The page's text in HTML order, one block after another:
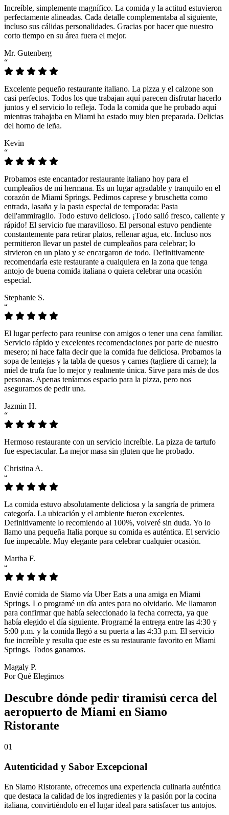
Increíble, simplemente magnífico. La comida y la actitud estuvieron
perfectamente alineadas. Cada detalle complementaba al siguiente,
incluso sus cálidas personalidades. Gracias por hacer que nuestro
corto tiempo en su área fuera el mejor.
Mr. Gutenberg
“
Excelente pequeño restaurante italiano. La pizza y el calzone son
casi perfectos. Todos los que trabajan aquí parecen disfrutar hacerlo
juntos y el servicio lo refleja. Toda la comida que he probado aquí
mientras trabajaba en Miami ha estado muy bien preparada. Delicias
del horno de leña.
Kevin
“
Probamos este encantador restaurante italiano hoy para el
cumpleaños de mi hermana. Es un lugar agradable y tranquilo en el
corazón de Miami Springs. Pedimos caprese y bruschetta como
entrada, lasaña y la pasta especial de temporada: Pasta
dell'ammiraglio. Todo estuvo delicioso. ¡Todo salió fresco, caliente y
rápido! El servicio fue maravilloso. El personal estuvo pendiente
constantemente para retirar platos, rellenar agua, etc. Incluso nos
permitieron llevar un pastel de cumpleaños para celebrar; lo
sirvieron en un plato y se encargaron de todo. Definitivamente
recomendaría este restaurante a cualquiera en la zona que tenga
antojo de buena comida italiana o quiera celebrar una ocasión
especial.
Stephanie S.
“
El lugar perfecto para reunirse con amigos o tener una cena familiar.
Servicio rápido y excelentes recomendaciones por parte de nuestro
mesero; ni hace falta decir que la comida fue deliciosa. Probamos la
sopa de lentejas y la tabla de quesos y carnes (tagliere di carne); la
miel de trufa fue lo mejor y realmente única. Sirve para más de dos
personas. Apenas teníamos espacio para la pizza, pero nos
aseguramos de pedir una.
Jazmin H.
“
Hermoso restaurante con un servicio increíble. La pizza de tartufo
fue espectacular. La mejor masa sin gluten que he probado.
Christina A.
“
La comida estuvo absolutamente deliciosa y la sangría de primera
categoría. La ubicación y el ambiente fueron excelentes.
Definitivamente lo recomiendo al 100%, volveré sin duda. Yo lo
llamo una pequeña Italia porque su comida es auténtica. El servicio
fue impecable. Muy elegante para celebrar cualquier ocasión.
Martha F.
“
Envié comida de Siamo vía Uber Eats a una amiga en Miami
Springs. Lo programé un día antes para no olvidarlo. Me llamaron
para confirmar que había seleccionado la fecha correcta, ya que
había elegido el día siguiente. Programé la entrega entre las 4:30 y
5:00 p.m. y la comida llegó a su puerta a las 4:33 p.m. El servicio
fue increíble y resulta que este es su restaurante favorito en Miami
Springs. Todos ganamos.
Magaly P.
Por Qué Elegirnos
Descubre dónde pedir tiramisú cerca del
aeropuerto de Miami en Siamo
Ristorante
01
Autenticidad y Sabor Excepcional
En Siamo Ristorante, ofrecemos una experiencia culinaria auténtica
que destaca la calidad de los ingredientes y la pasión por la cocina
italiana, convirtiéndolo en el lugar ideal para satisfacer tus antojos.